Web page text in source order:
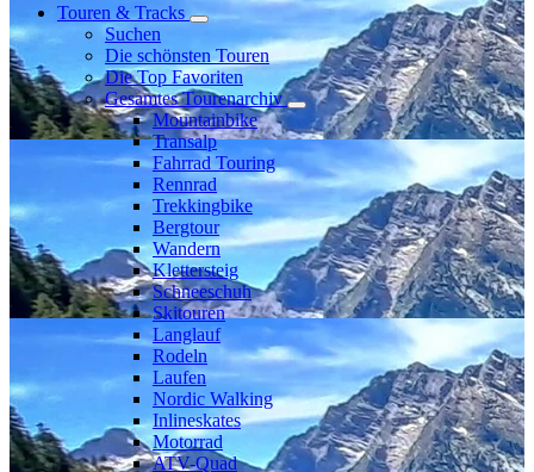
Touren & Tracks
Suchen
Die schönsten Touren
Die Top Favoriten
Gesamtes Tourenarchiv
Mountainbike
Transalp
Fahrrad Touring
Rennrad
Trekkingbike
Bergtour
Wandern
Klettersteig
Schneeschuh
Skitouren
Langlauf
Rodeln
Laufen
Nordic Walking
Inlineskates
Motorrad
ATV-Quad